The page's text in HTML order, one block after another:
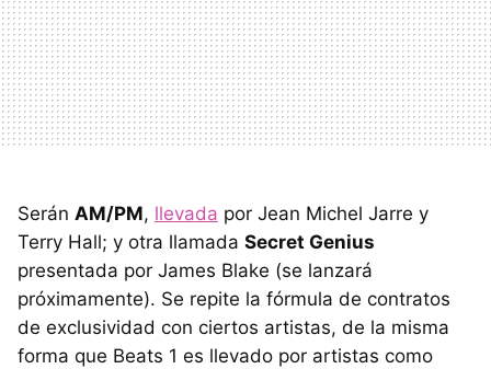
Serán AM/PM, llevada por Jean Michel Jarre y
Terry Hall; y otra llamada Secret Genius
presentada por James Blake (se lanzará
próximamente). Se repite la fórmula de contratos
de exclusividad con ciertos artistas, de la misma
forma que Beats 1 es llevado por artistas como